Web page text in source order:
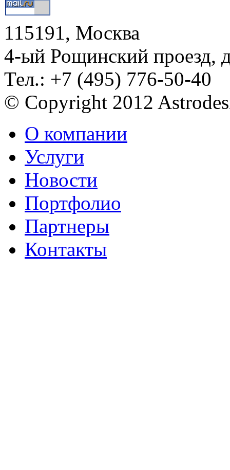
115191, Москва
4-ый Рощинский проезд,
Тел.: +7 (495) 776-50-40
© Copyright 2012
О компании
Услуги
Новости
Портфолио
Партнеры
Контакты